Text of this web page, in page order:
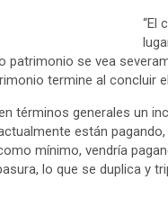
“El
patrimonio se vea
termine al concluir
términos generales un
están
mínimo, vendría
lo que se duplica y